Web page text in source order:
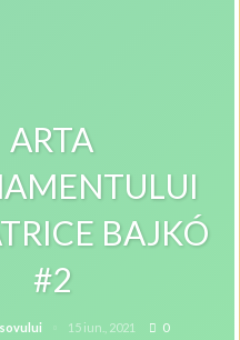
ARTA
BAJKÓ
#2
15 iun., 2021 0